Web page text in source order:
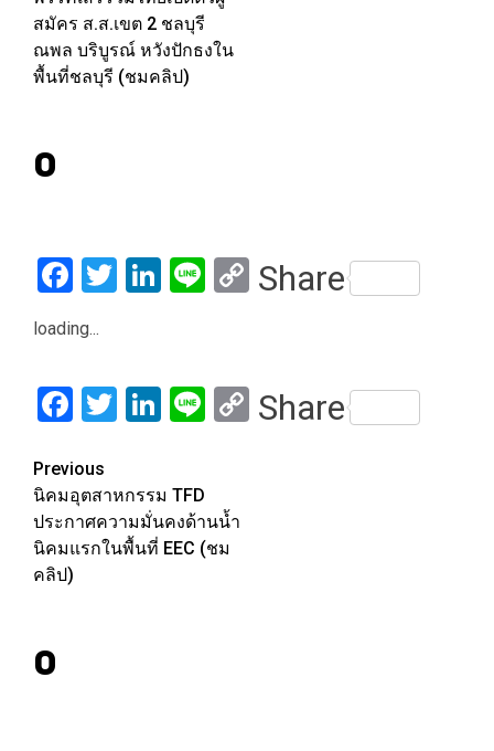
navigation
สมัคร ส.ส.เขต 2 ชลบุรี
ณพล บริบูรณ์ หวังปักธงใน
พื้นที่ชลบุรี (ชมคลิป)
0
Facebook
Twitter
LinkedIn
LineCopy
Share
loading...
Facebook
Twitter
LinkedIn
LineCopy
Share
Post
navigation
Previous
นิคมอุตสาหกรรม TFD
ประกาศความมั่นคงด้านน้ำ
นิคมแรกในพื้นที่ EEC (ชม
คลิป)
0